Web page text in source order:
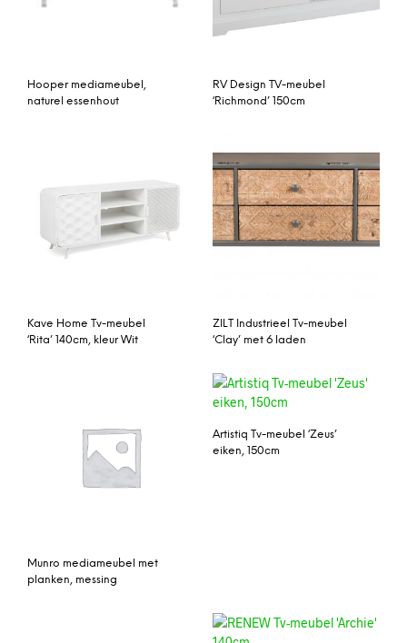
Hooper mediameubel,
naturel essenhout
RV Design TV-meubel
‘Richmond’ 150cm
Kave Home Tv-meubel
‘Rita’ 140cm, kleur Wit
ZILT Industrieel Tv-meubel
‘Clay’ met 6 laden
Munro mediameubel met
planken, messing
Artistiq Tv-meubel ‘Zeus’
eiken, 150cm